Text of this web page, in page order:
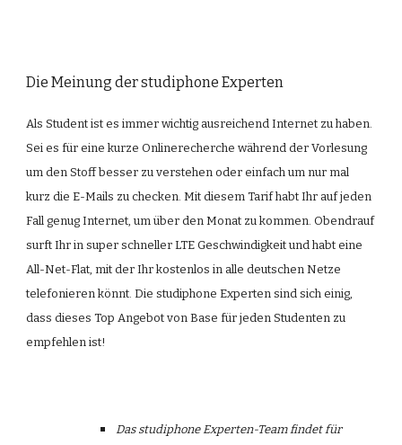
Die Meinung der studiphone Experten
Als Student ist es immer wichtig ausreichend Internet zu haben.
Sei es für eine kurze Onlinerecherche während der Vorlesung
um den Stoff besser zu verstehen oder einfach um nur mal
kurz die E-Mails zu checken. Mit diesem Tarif habt Ihr auf jeden
Fall genug Internet, um über den Monat zu kommen. Obendrauf
surft Ihr in super schneller LTE Geschwindigkeit und habt eine
All-Net-Flat, mit der Ihr kostenlos in alle deutschen Netze
telefonieren könnt. Die studiphone Experten sind sich einig,
dass dieses Top Angebot von Base für jeden Studenten zu
empfehlen ist!
Das studiphone Experten-Team findet für